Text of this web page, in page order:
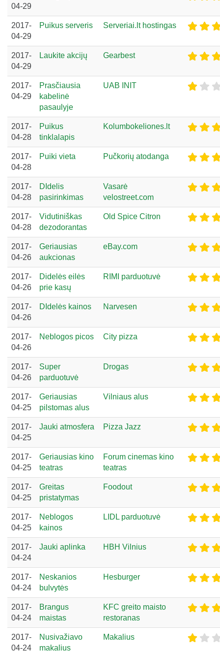
04-29
2017-
04-29
Puikus serveris Serveriai.lt hostingas
2017-
04-29
Laukite akcijų Gearbest
2017-
04-29
Prasčiausia
kabelinė
pasaulyje
UAB INIT
2017-
04-28
Puikus
tinklalapis
Kolumbokeliones.lt
2017-
04-28
Puiki vieta Pučkorių atodanga
2017-
04-28
DIdelis
pasirinkimas
Vasarė
velostreet.com
2017-
04-28
Vidutiniškas
dezodorantas
Old Spice Citron
2017-
04-26
Geriausias
aukcionas
eBay.com
2017-
04-26
Didelės eilės
prie kasų
RIMI parduotuvė
2017-
04-26
DIdelės kainos Narvesen
2017-
04-26
Neblogos picos City pizza
2017-
04-26
Super
parduotuvė
Drogas
2017-
04-25
Geriausias
pilstomas alus
Vilniaus alus
2017-
04-25
Jauki atmosfera Pizza Jazz
2017-
04-25
Geriausias kino
teatras
Forum cinemas kino
teatras
2017-
04-25
Greitas
pristatymas
Foodout
2017-
04-25
Neblogos
kainos
LIDL parduotuvė
2017-
04-24
Jauki aplinka HBH Vilnius
2017-
04-24
Neskanios
bulvytės
Hesburger
2017-
04-24
Brangus
maistas
KFC greito maisto
restoranas
2017-
04-24
Nusivažiavo
makalius
Makalius